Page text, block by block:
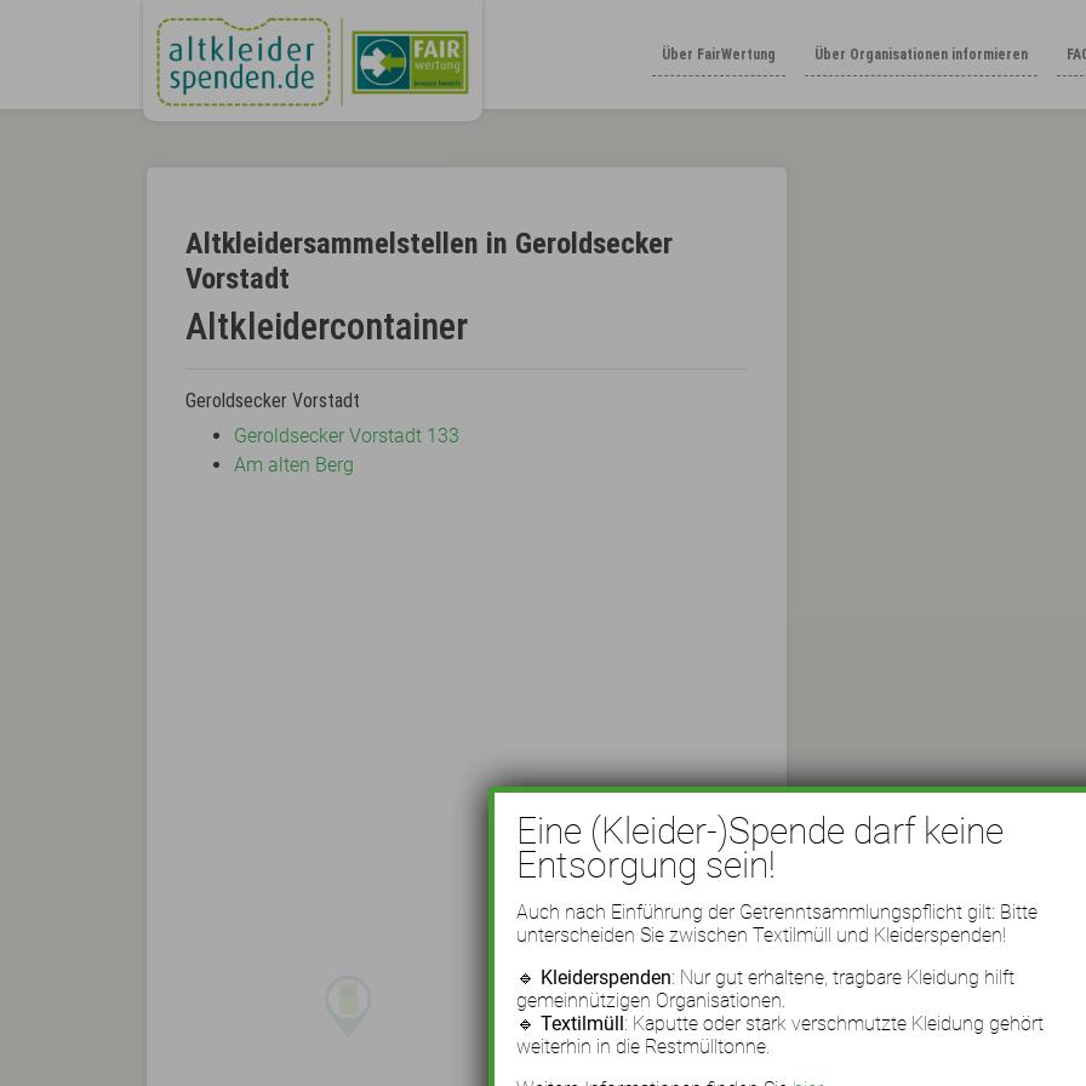
Über FairWertung Über Organisationen informieren
Altkleidersammelstellen in Geroldsecker
Vorstadt
Altkleidercontainer
Geroldsecker Vorstadt
Geroldsecker Vorstadt 133
Am alten Berg
Eine (Kleider-)Spende darf keine
Entsorgung sein!
Auch nach Einführung der Getrenntsammlungspflicht gilt: Bitte
unterscheiden Sie zwischen Textilmüll und Kleiderspenden!
🔹 Kleiderspenden: Nur gut erhaltene, tragbare Kleidung hilft
gemeinnützigen Organisationen.
🔹Textilmüll: Kaputte oder stark verschmutzte Kleidung gehört
weiterhin in die Restmülltonne.